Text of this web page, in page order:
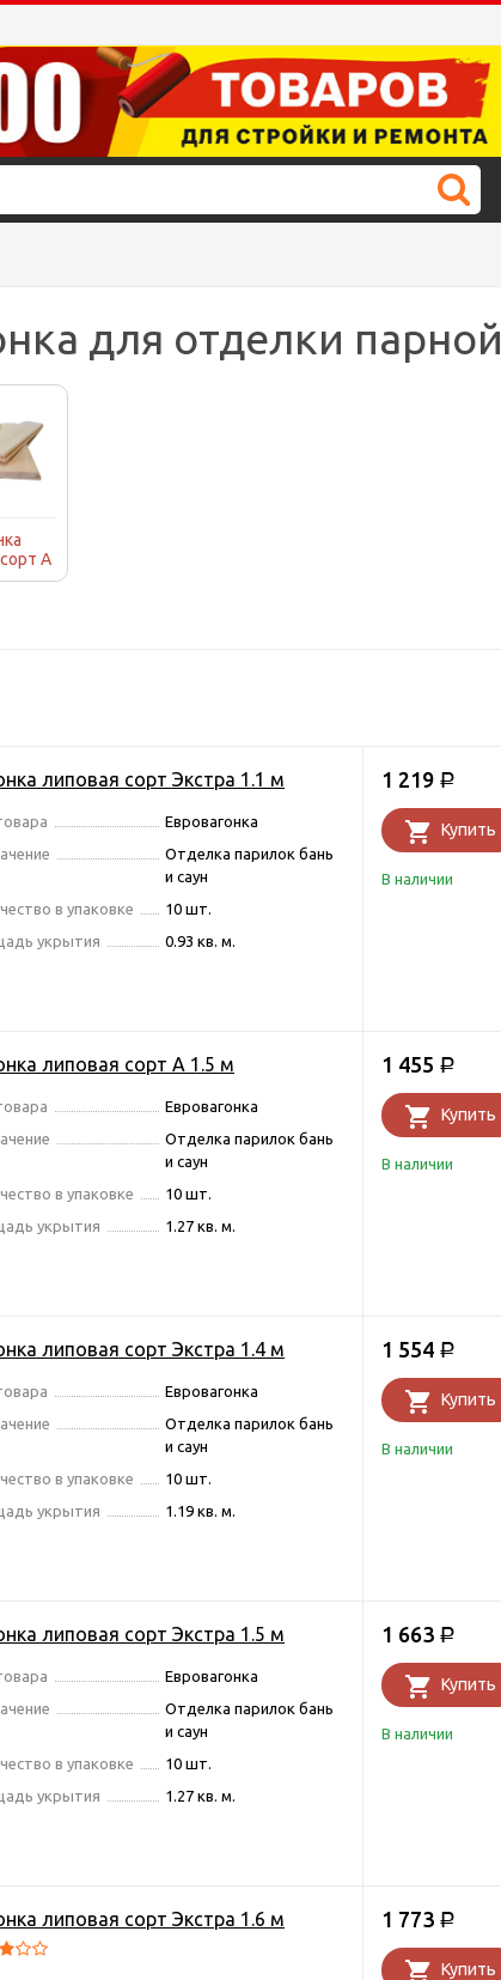
для отделки парной
А
липовая сорт Экстра 1.1 м
Евровагонка
Отделка парилок бань
и саун
в упаковке
10 шт.
укрытия
0.93 кв. м.
1 219 Р
Купить
В наличии
липовая сорт А 1.5 м
Евровагонка
Отделка парилок бань
и саун
в упаковке
10 шт.
укрытия
1.27 кв. м.
1 455 Р
Купить
В наличии
липовая сорт Экстра 1.4 м
Евровагонка
Отделка парилок бань
и саун
в упаковке
10 шт.
укрытия
1.19 кв. м.
1 554 Р
Купить
В наличии
липовая сорт Экстра 1.5 м
Евровагонка
Отделка парилок бань
и саун
в упаковке
10 шт.
укрытия
1.27 кв. м.
1 663 Р
Купить
В наличии
липовая сорт Экстра 1.6 м 1 773 Р
Купить